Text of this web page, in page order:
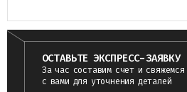
ОСТАВЬТЕ ЭКСПРЕСС-ЗАЯВКУ
За час составим счет и свяжемся
с вами для уточнения деталей